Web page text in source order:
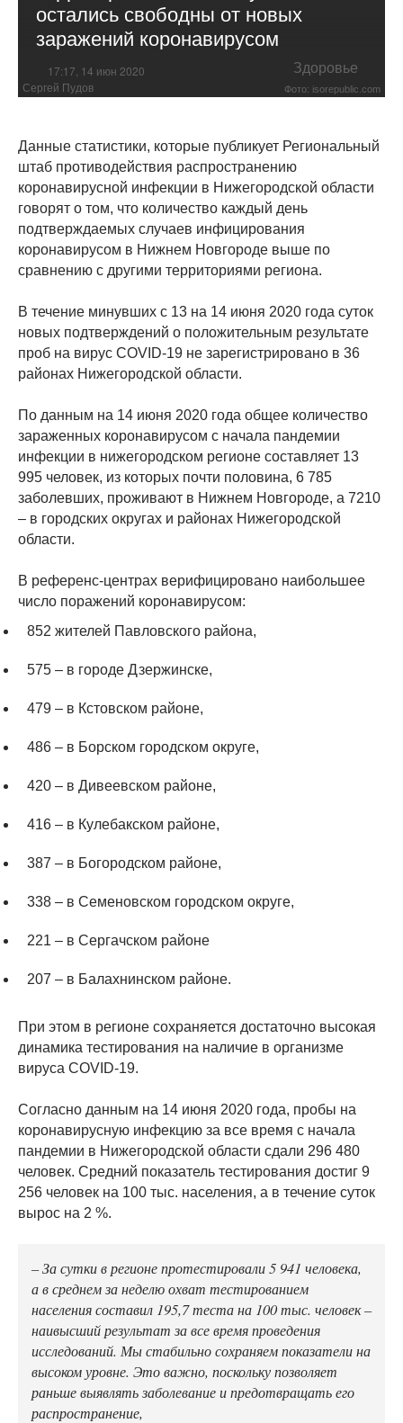
остались свободны от новых
заражений коронавирусом
17:17, 14 июн 2020 Здоровье
Сергей Пудов Фото: isorepublic.com
Данные статистики, которые публикует Региональный
штаб противодействия распространению
коронавирусной инфекции в Нижегородской области
говорят о том, что количество каждый день
подтверждаемых случаев инфицирования
коронавирусом в Нижнем Новгороде выше по
сравнению с другими территориями региона.
В течение минувших с 13 на 14 июня 2020 года суток
новых подтверждений о положительным результате
проб на вирус COVID-19 не зарегистрировано в 36
районах Нижегородской области.
По данным на 14 июня 2020 года общее количество
зараженных коронавирусом с начала пандемии
инфекции в нижегородском регионе составляет 13
995 человек, из которых почти половина, 6 785
заболевших, проживают в Нижнем Новгороде, а 7210
– в городских округах и районах Нижегородской
области.
В референс-центрах верифицировано наибольшее
число поражений коронавирусом:
852 жителей Павловского района,
575 – в городе Дзержинске,
479 – в Кстовском районе,
486 – в Борском городском округе,
420 – в Дивеевском районе,
416 – в Кулебакском районе,
387 – в Богородском районе,
338 – в Семеновском городском округе,
221 – в Сергачском районе
207 – в Балахнинском районе.
При этом в регионе сохраняется достаточно высокая
динамика тестирования на наличие в организме
вируса COVID-19.
Согласно данным на 14 июня 2020 года, пробы на
коронавирусную инфекцию за все время с начала
пандемии в Нижегородской области сдали 296 480
человек. Средний показатель тестирования достиг 9
256 человек на 100 тыс. населения, а в течение суток
вырос на 2 %.
– За сутки в регионе протестировали 5 941 человека,
а в среднем за неделю охват тестированием
населения составил 195,7 теста на 100 тыс. человек –
наивысший результат за все время проведения
исследований. Мы стабильно сохраняем показатели на
высоком уровне. Это важно, поскольку позволяет
раньше выявлять заболевание и предотвращать его
распространение,